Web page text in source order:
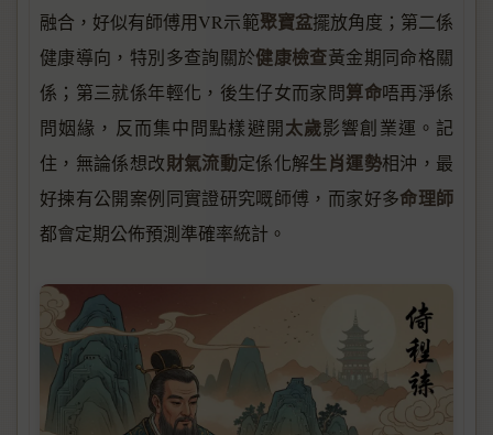
融合，好似有師傅用VR示範聚寶盆擺放角度；第二係
健康導向，特別多查詢關於健康檢查黃金期同命格關
係；第三就係年輕化，後生仔女而家問算命唔再淨係
問姻緣，反而集中問點樣避開太歲影響創業運。記
住，無論係想改財氣流動定係化解生肖運勢相沖，最
好揀有公開案例同實證研究嘅師傅，而家好多命理師
都會定期公佈預測準確率統計。